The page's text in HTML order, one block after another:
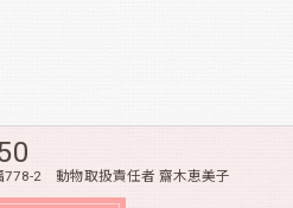
778-2 動物取扱責任者 齋木恵美子